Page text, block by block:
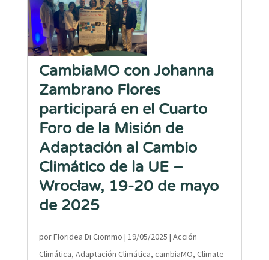
CambiaMO con Johanna
Zambrano Flores
participará en el Cuarto
Foro de la Misión de
Adaptación al Cambio
Climático de la UE –
Wrocław, 19-20 de mayo
de 2025
porFloridea Di Ciommo | 19/05/2025 | Acción
Climática, Adaptación Climática, cambiaMO, Climate